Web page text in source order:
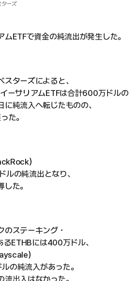
ターズ
ETFで資金の純流出が発生した。
ターズによると、
ーサリアムETFは合計600万ドルの
純流入へ転じたものの、
た。
）
の純流出となり、
た。
のステーキング・
るETHBには400万ドル、
）
の純流入があった。